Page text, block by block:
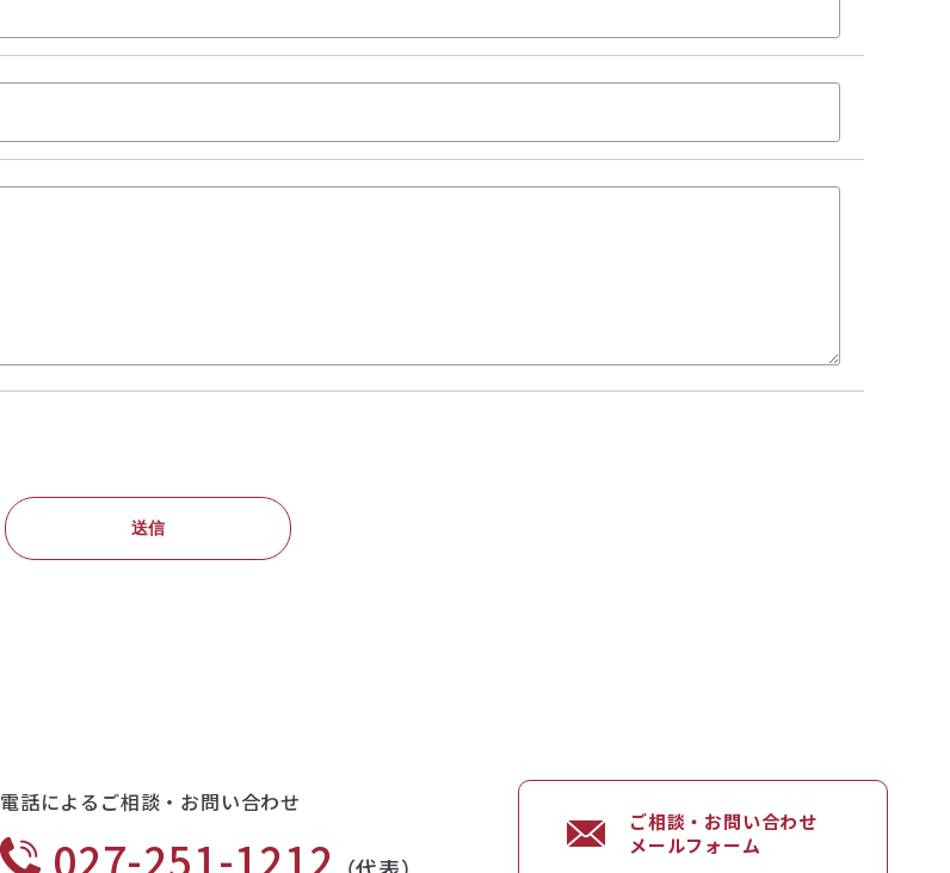
電話によるご相談・お問い合わせ
027-251-1212
ご相談・お問い合わせ
メールフォーム